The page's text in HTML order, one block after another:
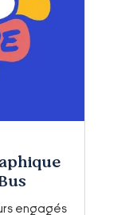
engagés